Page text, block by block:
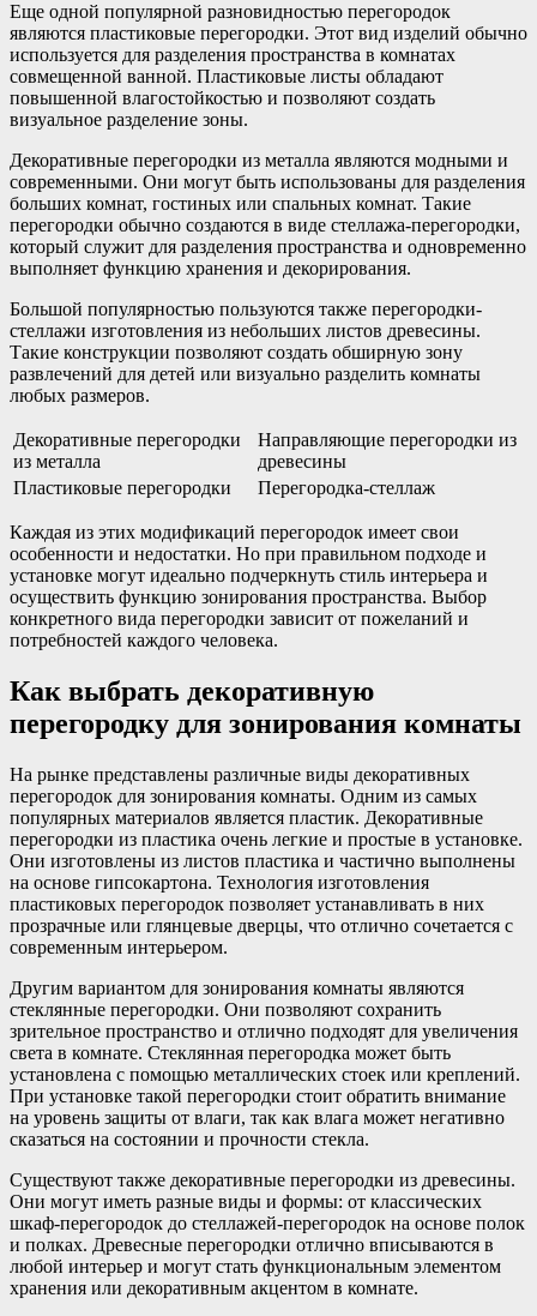
Еще одной популярной разновидностью перегородок
являются пластиковые перегородки. Этот вид изделий обычно
используется для разделения пространства в комнатах
совмещенной ванной. Пластиковые листы обладают
повышенной влагостойкостью и позволяют создать
визуальное разделение зоны.
Декоративные перегородки из металла являются модными и
современными. Они могут быть использованы для разделения
больших комнат, гостиных или спальных комнат. Такие
перегородки обычно создаются в виде стеллажа-перегородки,
который служит для разделения пространства и одновременно
выполняет функцию хранения и декорирования.
Большой популярностью пользуются также перегородки-
стеллажи изготовления из небольших листов древесины.
Такие конструкции позволяют создать обширную зону
развлечений для детей или визуально разделить комнаты
любых размеров.
Декоративные перегородки
из металла
Направляющие перегородки из
древесины
Пластиковые перегородки
Перегородка-стеллаж
Каждая из этих модификаций перегородок имеет свои
особенности и недостатки. Но при правильном подходе и
установке могут идеально подчеркнуть стиль интерьера и
осуществить функцию зонирования пространства. Выбор
конкретного вида перегородки зависит от пожеланий и
потребностей каждого человека.
Как выбрать декоративную
перегородку для зонирования комнаты
На рынке представлены различные виды декоративных
перегородок для зонирования комнаты. Одним из самых
популярных материалов является пластик. Декоративные
перегородки из пластика очень легкие и простые в установке.
Они изготовлены из листов пластика и частично выполнены
на основе гипсокартона. Технология изготовления
пластиковых перегородок позволяет устанавливать в них
прозрачные или глянцевые дверцы, что отлично сочетается с
современным интерьером.
Другим вариантом для зонирования комнаты являются
стеклянные перегородки. Они позволяют сохранить
зрительное пространство и отлично подходят для увеличения
света в комнате. Стеклянная перегородка может быть
установлена с помощью металлических стоек или креплений.
При установке такой перегородки стоит обратить внимание
на уровень защиты от влаги, так как влага может негативно
сказаться на состоянии и прочности стекла.
Существуют также декоративные перегородки из древесины.
Они могут иметь разные виды и формы: от классических
шкаф-перегородок до стеллажей-перегородок на основе полок
и полках. Древесные перегородки отлично вписываются в
любой интерьер и могут стать функциональным элементом
хранения или декоративным акцентом в комнате.